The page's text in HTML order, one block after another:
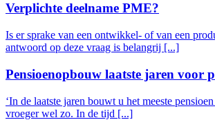
Verplichte deelname PME?
Is er sprake van een ontwikkel- of van een
antwoord op deze vraag is belangrij [...]
Pensioenopbouw laatste jaren voor
‘In de laatste jaren bouwt u het meeste
vroeger wel zo. In de tijd [...]